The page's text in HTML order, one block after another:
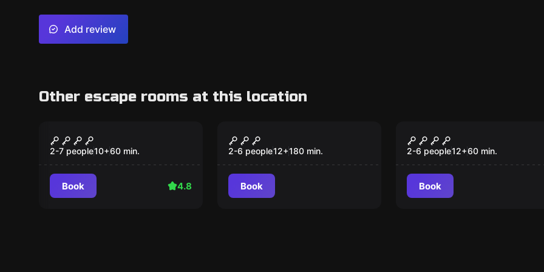
Add review
Other escape rooms at this location
Anna Watson: Gate to
the Underworld
2-7 people10+60 min.
Book 4.8
New
Bochum '75 - On
Forgotten Paths
2-6 people12+180 min.
Book
New
Apocalypse
2-6 people12+60 min.
Book